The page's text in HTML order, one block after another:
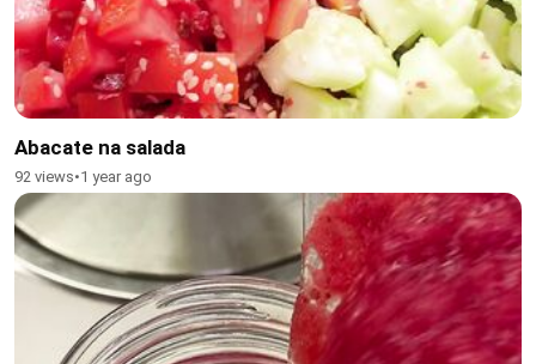
Abacate na salada
92 views•1 year ago